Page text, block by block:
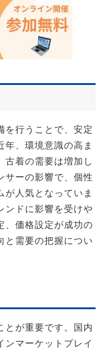
を行うことで、安定
年、環境意識の高ま
古着の需要は増加し
サーの影響で、個性
が人気となっていま
ンドに影響を受けや
、価格設定が成功の
と需要の把握につい
とが重要です。国内
ンマーケットプレイ